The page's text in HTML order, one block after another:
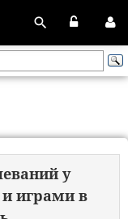
у
и играми в